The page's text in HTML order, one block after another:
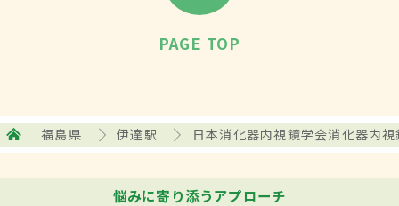
PAGE TOP
福島県 伊達駅 日本消化器内視鏡学会消化器内
悩みに寄り添うアプローチ